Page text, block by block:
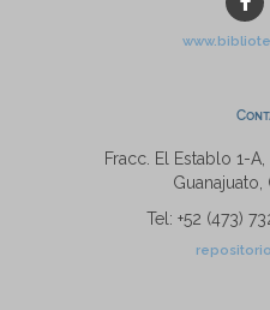
Fracc. El Establo 1-
Tel: +52 (473)